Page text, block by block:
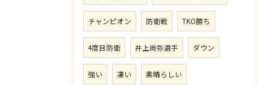
チャンピオン 防衛戦 TKO勝ち
4度目防衛 井上尚弥選手 ダウン
強い 凄い 素晴らしい